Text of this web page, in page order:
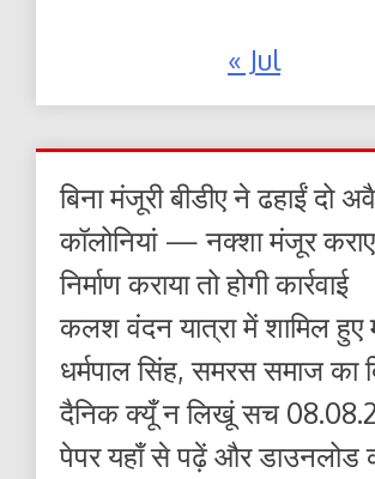
« Jul
बिना मंजूरी बीडीए ने ढहाईं दो
कॉलोनियां — नक्शा मंजूर कराए
निर्माण कराया तो होगी कार्रवाई
कलश वंदन यात्रा में शामिल हुए
धर्मपाल सिंह, समरस समाज का
दैनिक क्यूँ न लिखूं सच
पेपर यहाँ से पढ़ें और डाउनलोड